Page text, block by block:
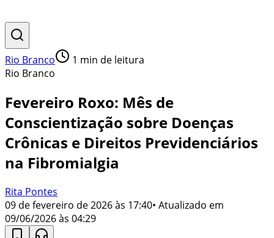
Rio Branco 1 min de leitura
Rio Branco
Fevereiro Roxo: Mês de
Conscientização sobre Doenças
Crônicas e Direitos Previdenciários
na Fibromialgia
Rita Pontes
09 de fevereiro de 2026 às 17:40• Atualizado em
09/06/2026 às 04:29